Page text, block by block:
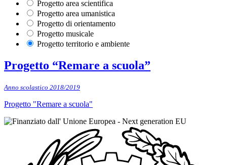
Progetto area scientifica
Progetto area umanistica
Progetto di orientamento
Progetto musicale
Progetto territorio e ambiente
Progetto “Remare a scuola”
Anno scolastico 2018/2019
Progetto "Remare a scuola"